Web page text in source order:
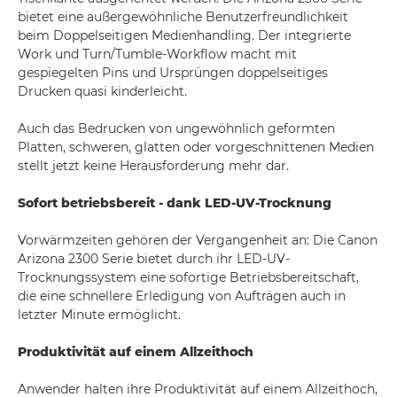
bietet eine außergewöhnliche Benutzerfreundlichkeit
beim Doppelseitigen Medienhandling. Der integrierte
Work und Turn/Tumble-Workflow macht mit
gespiegelten Pins und Ursprüngen doppelseitiges
Drucken quasi kinderleicht.
Auch das Bedrucken von ungewöhnlich geformten
Platten, schweren, glatten oder vorgeschnittenen Medien
stellt jetzt keine Herausforderung mehr dar.
Sofort betriebsbereit - dank LED-UV-Trocknung
Vorwärmzeiten gehören der Vergangenheit an: Die Canon
Arizona 2300 Serie bietet durch ihr LED-UV-
Trocknungssystem eine sofortige Betriebsbereitschaft,
die eine schnellere Erledigung von Aufträgen auch in
letzter Minute ermöglicht.
Produktivität auf einem Allzeithoch
Anwender halten ihre Produktivität auf einem Allzeithoch,